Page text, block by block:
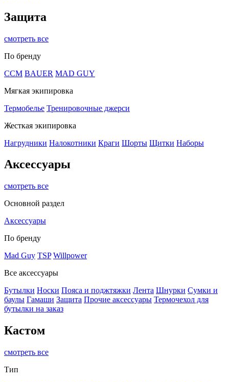
Защита
смотреть все
По бренду
CCM BAUER MAD GUY
Мягкая экипировка
Термобелье Тренировочные джерси
Жесткая экипировка
Нагрудники Налокотники Краги Шорты Щитки Наборы
Аксессуары
смотреть все
Основной раздел
Аксессуары
По бренду
Mad Guy TSP Willpower
Все аксессуары
Бутылки Носки Пояса и поджтяжки Лента Шнурки Сумки и
баулы Гамаши Защита Прочие аксессуары Термочехол для
бутылки на заказ
Кастом
смотреть все
Тип